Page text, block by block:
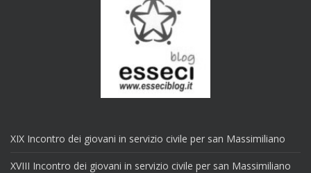
XIX Incontro dei giovani in servizio civile per san Massimiliano
XVIII Incontro dei giovani in servizio civile per san Massimiliano